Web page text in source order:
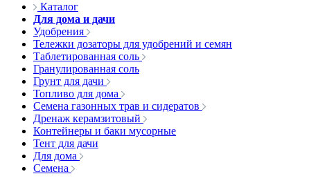
Каталог
Для дома и дачи
Удобрения
Тележки дозаторы для удобрений и семян
Таблетированная соль
Гранулированная соль
Грунт для дачи
Топливо для дома
Семена газонных трав и сидератов
Дренаж керамзитовый
Контейнеры и баки мусорные
Тент для дачи
Для дома
Семена